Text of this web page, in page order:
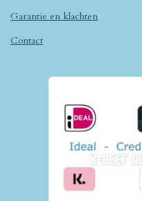
Garantie en klachten
Contact